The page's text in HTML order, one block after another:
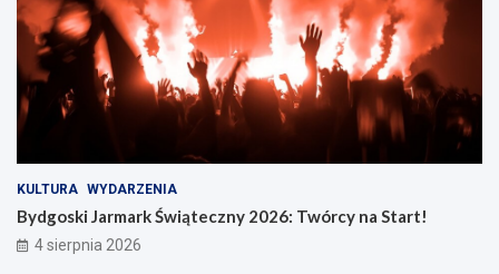
KULTURA WYDARZENIA
Bydgoski Jarmark Świąteczny 2026: Twórcy na Start!
4 sierpnia 2026